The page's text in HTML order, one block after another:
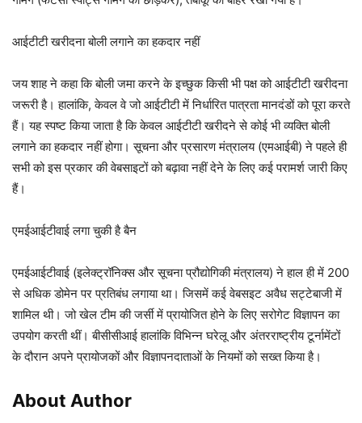
आईटीटी खरीदना बोली लगाने का हकदार नहीं
जय शाह ने कहा कि बोली जमा करने के इच्छुक किसी भी पक्ष को आईटीटी खरीदना
जरूरी है। हालांकि, केवल वे जो आईटीटी में निर्धारित पात्रता मानदंडों को पूरा करते
हैं। यह स्पष्ट किया जाता है कि केवल आईटीटी खरीदने से कोई भी व्यक्ति बोली
लगाने का हकदार नहीं होगा। सूचना और प्रसारण मंत्रालय (एमआईबी) ने पहले ही
सभी को इस प्रकार की वेबसाइटों को बढ़ावा नहीं देने के लिए कई परामर्श जारी किए
हैं।
एमईआईटीवाई लगा चुकी है बैन
एमईआईटीवाई (इलेक्ट्रॉनिक्स और सूचना प्रौद्योगिकी मंत्रालय) ने हाल ही में 200
से अधिक डोमेन पर प्रतिबंध लगाया था। जिसमें कई वेबसइट अवैध सट्टेबाजी में
शामिल थी। जो खेल टीम की जर्सी में प्रायोजित होने के लिए सरोगेट विज्ञापन का
उपयोग करती थीं। बीसीसीआई हालांकि विभिन्न घरेलू और अंतरराष्ट्रीय टूर्नामेंटों
के दौरान अपने प्रायोजकों और विज्ञापनदाताओं के नियमों को सख्त किया है।
About Author